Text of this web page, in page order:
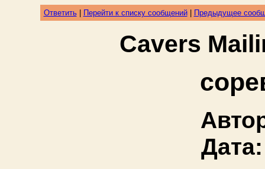
Ответить| Перейти к списку сообщений| Предыдущее
Cavers